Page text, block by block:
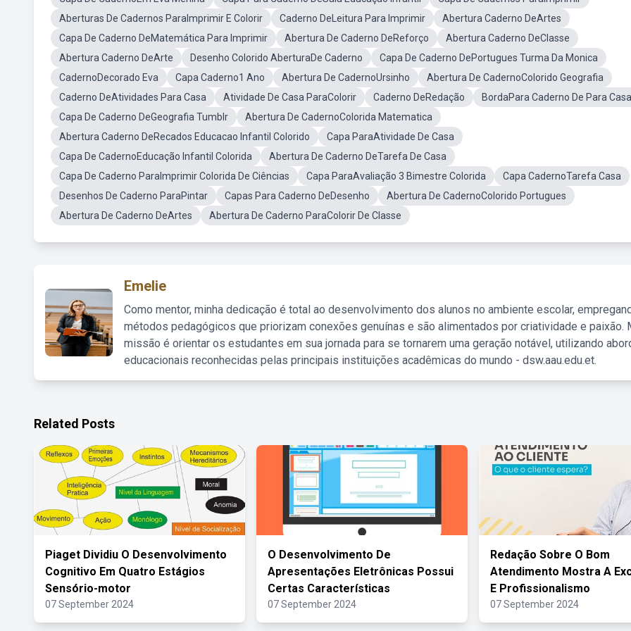
Aberturas De Cadernos ParaImprimir E Colorir
Caderno DeLeitura Para Imprimir
Abertura Caderno DeArtes
Capa De Caderno DeMatemática Para Imprimir
Abertura De Caderno DeReforço
Abertura Caderno DeClasse
Abertura Caderno DeArte
Desenho Colorido AberturaDe Caderno
Capa De Caderno DePortugues Turma Da Monica
CadernoDecorado Eva
Capa Caderno1 Ano Abertura De CadernoUrsinho
Abertura De CadernoColorido Geografia
Caderno DeAtividades Para Casa
Atividade De Casa ParaColorir Caderno DeRedação
BordaPara Caderno De Para Casa
Capa De Caderno DeGeografia Tumblr
Abertura De CadernoColorida Matematica
Abertura Caderno DeRecados Educacao Infantil Colorido
Capa ParaAtividade De Casa
Capa De CadernoEducação Infantil Colorida
Abertura De Caderno DeTarefa De Casa
Capa De Caderno ParaImprimir Colorida De Ciências
Capa ParaAvaliação 3 Bimestre Colorida
Capa CadernoTarefa Casa
Desenhos De Caderno ParaPintar
Capas Para Caderno DeDesenho
Abertura De CadernoColorido Portugues
Abertura De Caderno DeArtes
Abertura De Caderno ParaColorir De Classe
Emelie
Como mentor, minha dedicação é total ao desenvolvimento dos alunos no ambiente escolar,
métodos pedagógicos que priorizam conexões genuínas e são alimentados por criatividade e paixão.
missão é orientar os estudantes em sua jornada para se tornarem uma geração notável, utilizando
educacionais reconhecidas pelas principais instituições acadêmicas do mundo - dsw.aau.edu.et.
Related Posts
Piaget Dividiu O Desenvolvimento
Cognitivo Em Quatro Estágios
Sensório-motor
07 September 2024
O Desenvolvimento De
Apresentações Eletrônicas Possui
Certas Características
07 September 2024
Redação Sobre O Bom
Atendimento Mostra A
E Profissionalismo
07 September 2024